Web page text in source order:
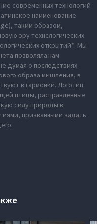
современных технологий
наименование
таким образом,
эру технологических
открытий*. Мы
позволяла нам
думая о последствиях.
образа мышления, в
в гармонии. Логотип
птицы, расправленные
силу природы в
призванными задать